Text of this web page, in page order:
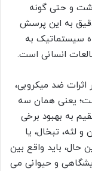
و حتی گونه
به این پرسش
سیستماتیک به
انسانی است.
اثرات ضد میکروبی،
یعنی همان سه
به بهبود برخی
لثه، تبخال، یا
باید واقع بین
و حیوانی می